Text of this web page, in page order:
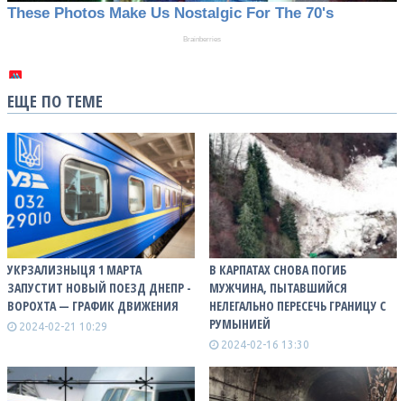
ЕЩЕ ПО ТЕМЕ
УКРЗАЛИЗНЫЦЯ 1 МАРТА
ЗАПУСТИТ НОВЫЙ ПОЕЗД ДНЕПР -
ВОРОХТА — ГРАФИК ДВИЖЕНИЯ
2024-02-21 10:29
В КАРПАТАХ СНОВА ПОГИБ
МУЖЧИНА, ПЫТАВШИЙСЯ
НЕЛЕГАЛЬНО ПЕРЕСЕЧЬ ГРАНИЦУ С
РУМЫНИЕЙ
2024-02-16 13:30